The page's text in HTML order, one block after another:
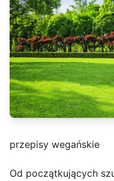
przepisy wegańskie
Od początkujących